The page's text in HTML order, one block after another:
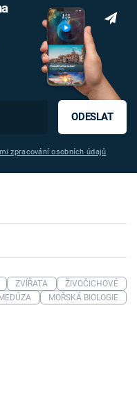
ODESLAT
zpracování osobních údajů
ZVÍŘATA
ŽIVOČICHOVÉ
MOŘSKÁ BIOLOGIE